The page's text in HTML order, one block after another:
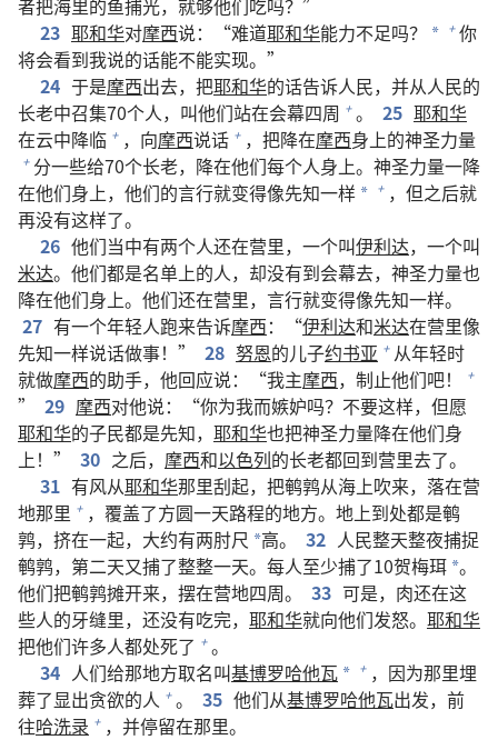
者把海里的鱼捕光，就够他们吃吗？”
23 耶和华对摩西说：“难道耶和华能力不足吗？ * + 你
将会看到我说的话能不能实现。”
24 于是摩西出去，把耶和华的话告诉人民，并从人民的
长老中召集70个人，叫他们站在会幕四周 + 。 25 耶和华
在云中降临 + ，向摩西说话 + ，把降在摩西身上的神圣力量
+ 分一些给70个长老，降在他们每个人身上。神圣力量一降
在他们身上，他们的言行就变得像先知一样 * + ，但之后就
再没有这样了。
26 他们当中有两个人还在营里，一个叫伊利达，一个叫
米达。他们都是名单上的人，却没有到会幕去，神圣力量也
降在他们身上。他们还在营里，言行就变得像先知一样。
27 有一个年轻人跑来告诉摩西：“伊利达和米达在营里像
先知一样说话做事！”
28 努恩的儿子约书亚 + 从年轻时
就做摩西的助手，他回应说：“我主摩西，制止他们吧！ +
” 29 摩西对他说：“你为我而嫉妒吗？不要这样，但愿
耶和华的子民都是先知， 耶和华也把神圣力量降在他们身
上！”
30 之后， 摩西和以色列的长老都回到营里去了。
31 有风从耶和华那里刮起，把鹌鹑从海上吹来，落在营
地那里 + ，覆盖了方圆一天路程的地方。地上到处都是鹌
鹑，挤在一起，大约有两肘尺 *高。 32 人民整天整夜捕捉
鹌鹑，第二天又捕了整整一天。每人至少捕了10贺梅珥 *。
他们把鹌鹑摊开来，摆在营地四周。
33 可是，肉还在这
些人的牙缝里，还没有吃完， 耶和华就向他们发怒。 耶和华
把他们许多人都处死了 + 。
34 人们给那地方取名叫基博罗哈他瓦 * + ，因为那里埋
葬了显出贪欲的人 + 。 35 他们从基博罗哈他瓦出发，前
往哈洗录 + ，并停留在那里。